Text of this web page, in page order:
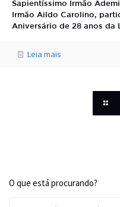
Sapientíssimo Irmão
Irmão Aildo Carolino,
Aniversário de 28 anos da
Leia mais
O que está procurando?